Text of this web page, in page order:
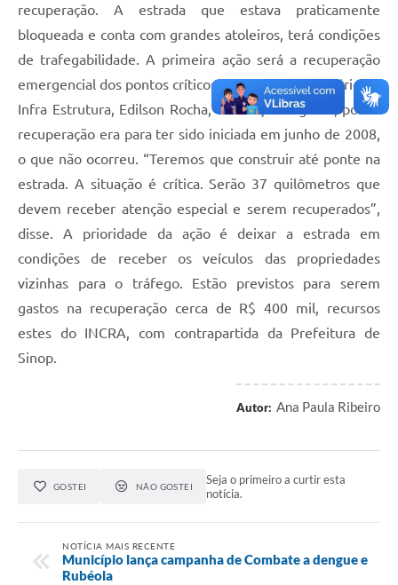
recuperação. A estrada que estava praticamente
bloqueada e conta com grandes atoleiros, terá condições
de trafegabilidade. A primeira ação será a recuperação
emergencial dos pontos críticos. Segundo o Secretário de
Infra Estrutura, Edilson Rocha, a situação é grave, pois a
recuperação era para ter sido iniciada em junho de 2008,
o que não ocorreu. “Teremos que construir até ponte na
estrada. A situação é crítica. Serão 37 quilômetros que
devem receber atenção especial e serem recuperados”,
disse. A prioridade da ação é deixar a estrada em
condições de receber os veículos das propriedades
vizinhas para o tráfego. Estão previstos para serem
gastos na recuperação cerca de R$ 400 mil, recursos
estes do INCRA, com contrapartida da Prefeitura de
Sinop.
Autor: Ana Paula Ribeiro
GOSTEI NÃO GOSTEI
Seja o primeiro a curtir esta
notícia.
NOTÍCIA MAIS RECENTE
Município lança campanha de Combate a dengue e
Rubéola